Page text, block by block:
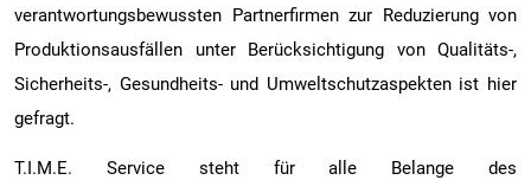
verantwortungsbewussten Partnerfirmen zur Reduzierung von
Produktionsausfällen unter Berücksichtigung von Qualitäts-,
Sicherheits-, Gesundheits- und Umweltschutzaspekten ist hier
gefragt.
T.I.M.E. Service steht für alle Belange des